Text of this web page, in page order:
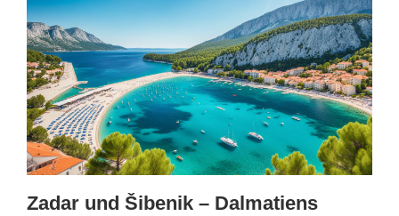
Zadar und Šibenik – Dalmatiens